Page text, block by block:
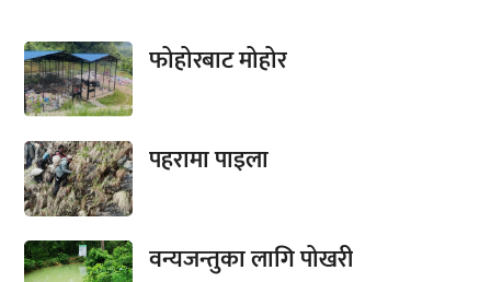
फोहोरबाट मोहोर
पहरामा पाइला
वन्यजन्तुका लागि पोखरी